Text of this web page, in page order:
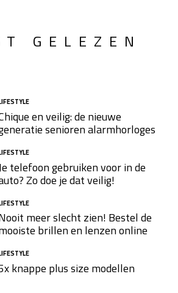
GELEZEN
en veilig: de nieuwe
senioren alarmhorloges
telefoon gebruiken voor in de
Zo doe je dat veilig!
meer slecht zien! Bestel de
brillen en lenzen online
knappe plus size modellen​